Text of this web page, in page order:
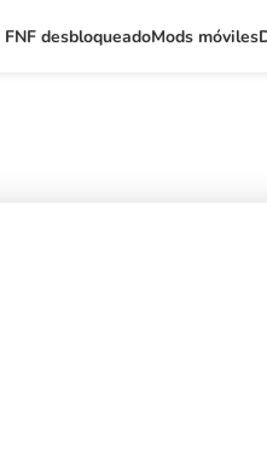
FNF desbloqueadoMods móviles